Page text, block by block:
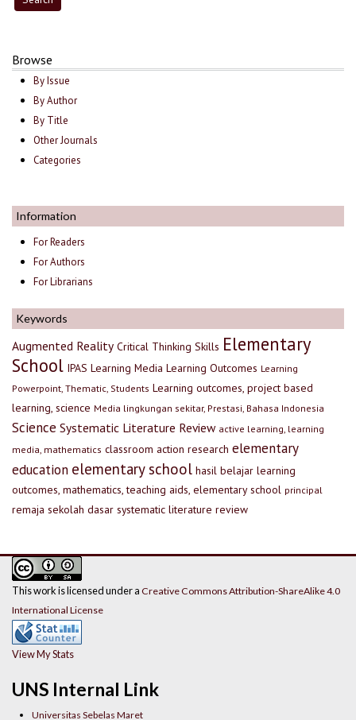
Browse
By Issue
By Author
By Title
Other Journals
Categories
Information
For Readers
For Authors
For Librarians
Keywords
Augmented Reality Critical Thinking Skills Elementary
School IPAS Learning Media Learning Outcomes Learning
Powerpoint, Thematic, Students Learning outcomes, project based
learning, science Media lingkungan sekitar, Prestasi, Bahasa Indonesia
Science Systematic Literature Review active learning, learning
media, mathematics classroom action research elementary
education elementary school hasil belajar learning
outcomes, mathematics, teaching aids, elementary school principal
remaja sekolah dasar systematic literature review
UNS Internal Link
Universitas Sebelas Maret
This work is licensed under a Creative Commons Attribution-ShareAlike 4.0
International License
View My Stats